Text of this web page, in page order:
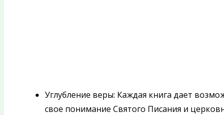
Углубление веры: Каждая книга дает
свое понимание Святого Писания и